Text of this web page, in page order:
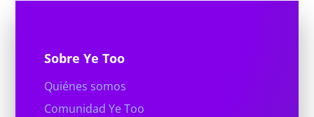
Sobre Ye Too
Quiénes somos
Comunidad Ye Too